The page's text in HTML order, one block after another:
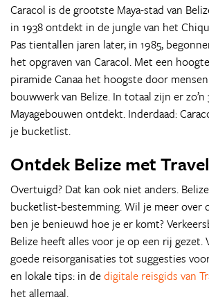
Caracol is de grootste Maya-stad van
in 1938 ontdekt in de jungle van het
Pas tientallen jaren later, in 1985,
het opgraven van Caracol. Met een
piramide Canaa het hoogste door
bouwwerk van Belize. In totaal zijn er zo’n
Mayagebouwen ontdekt. Inderdaad:
je bucketlist.
Ontdek Belize met
Overtuigd? Dat kan ook niet anders.
bucketlist-bestemming. Wil je meer over
ben je benieuwd hoe je er komt?
Belize heeft alles voor je op een rij gezet.
goede reisorganisaties tot suggesties
en lokale tips: in dedigitale reisgids van
het allemaal.